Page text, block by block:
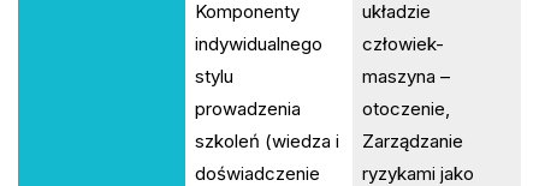
Komponenty
indywidualnego
stylu
prowadzenia
szkoleń (wiedza i
doświadczenie
układzie
człowiek-
maszyna –
otoczenie,
Zarządzanie
ryzykami jako